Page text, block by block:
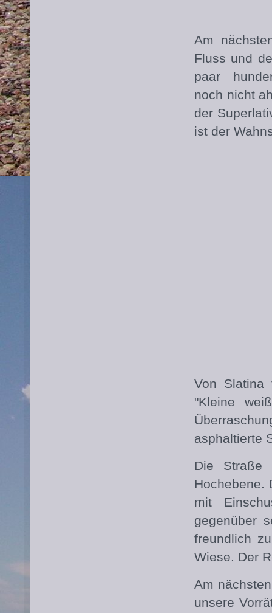
Am
Fluss und
paar
noch nicht
der
ist der
Von Slatina
"Kleine
asphaltierte
Die Straße
Hochebene.
mit
gegenüber
freundlich
Wiese. Der
Am
unsere